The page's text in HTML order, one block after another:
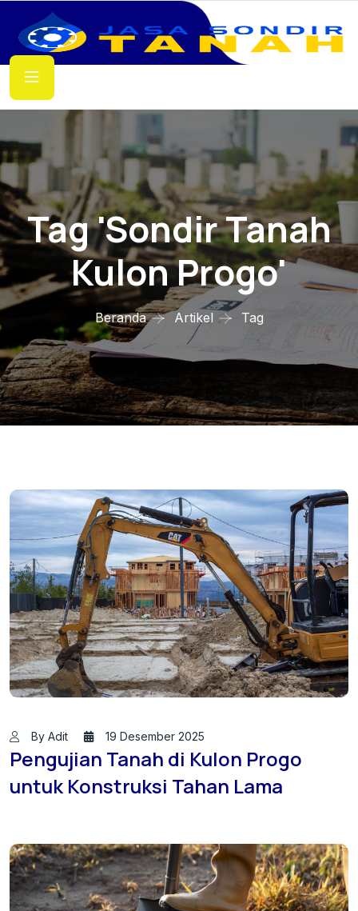
Tag 'sondir Tanah
Kulon Progo'
Beranda Artikel Tag
By Adit 19 Desember 2025
Pengujian Tanah di Kulon Progo
untuk Konstruksi Tahan Lama